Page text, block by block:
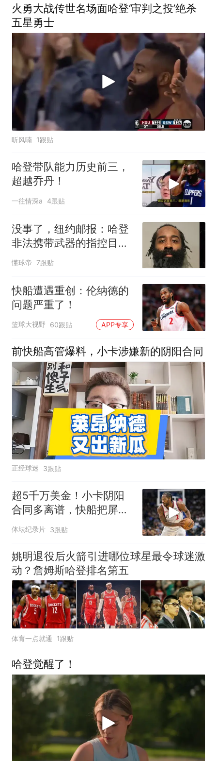
火勇大战传世名场面哈登‘审判之投’绝杀
五星勇士
听风喃 1跟贴
哈登带队能力历史前三，
超越乔丹！
一往情深a 4跟贴
没事了，纽约邮报：哈登
非法携带武器的指控目前
已被撤销
懂球帝 7跟贴
快船遭遇重创：伦纳德的
问题严重了！
篮球大视野 60跟贴 APP专享
前快船高管爆料，小卡涉嫌新的阴阳合同
正经球迷 3跟贴
超5千万美金！小卡阴阳
合同多离谱，快船把屏幕
商拉来走账
体坛纪录片 3跟贴
姚明退役后火箭引进哪位球星最令球迷激
动？詹姆斯哈登排名第五
体育一点就通 1跟贴
哈登觉醒了！